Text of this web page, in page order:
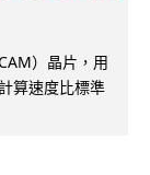
）晶片，用
算速度比標準